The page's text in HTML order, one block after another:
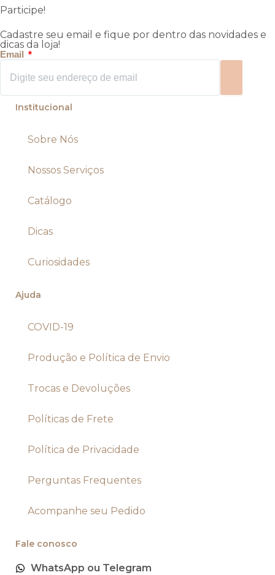
Participe!
Cadastre seu email e fique por dentro das novidades e
dicas da loja!
Email
Institucional
Sobre Nós
Nossos Serviços
Catálogo
Dicas
Curiosidades
Ajuda
COVID-19
Produção e Política de Envio
Trocas e Devoluções
Políticas de Frete
Política de Privacidade
Perguntas Frequentes
Acompanhe seu Pedido
Fale conosco
WhatsApp ou Telegram